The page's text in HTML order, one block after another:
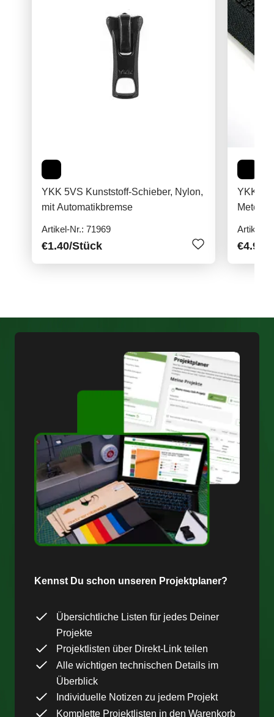
YKK 5VS Kunststoff-Schieber, Nylon,
mit Automatikbremse
Artikel-Nr.: 71969
€1.40/Stück
YKK
Artikel-
€4.90
Kennst Du schon unseren Projektplaner?
Übersichtliche Listen für jedes Deiner
Projekte
Projektlisten über Direkt-Link teilen
Alle wichtigen technischen Details im
Überblick
Individuelle Notizen zu jedem Projekt
Komplette Projektlisten in den Warenkorb